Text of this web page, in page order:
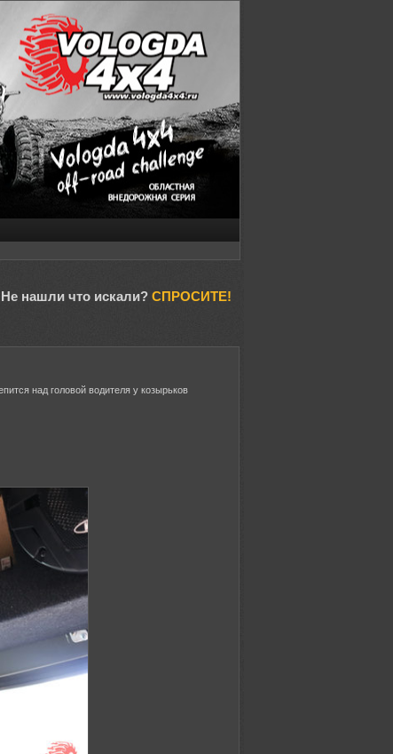
Не нашли что искали? СПРОСИТЕ!
над головой водителя у козырьков